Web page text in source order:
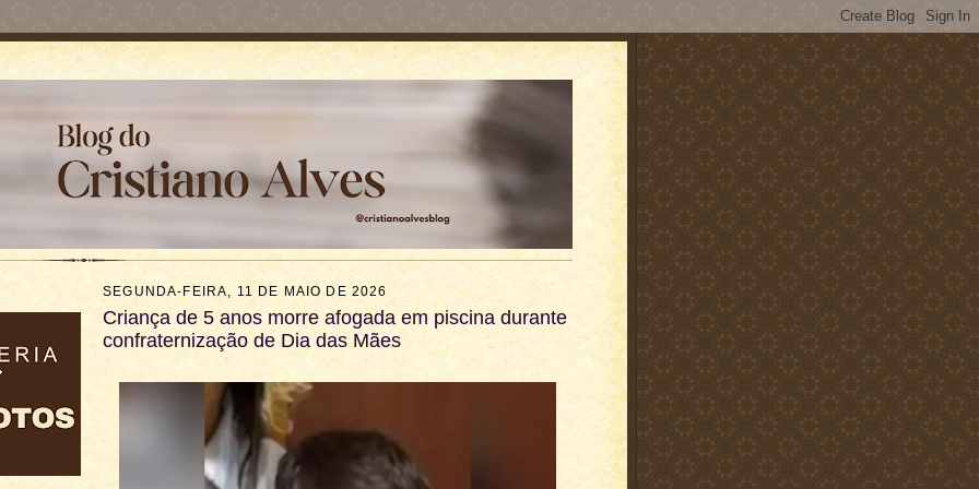
SEGUNDA-FEIRA, 11 DE MAIO DE 2026
Criança de 5 anos morre afogada em piscina durante
confraternização de Dia das Mães